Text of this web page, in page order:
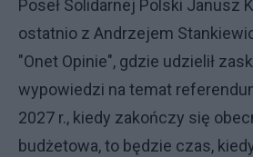
Poseł Solidarnej Polski Janusz
ostatnio z Andrzejem
"Onet Opinie", gdzie udzielił
wypowiedzi na temat
2027 r., kiedy zakończy się
budżetowa, to będzie czas,